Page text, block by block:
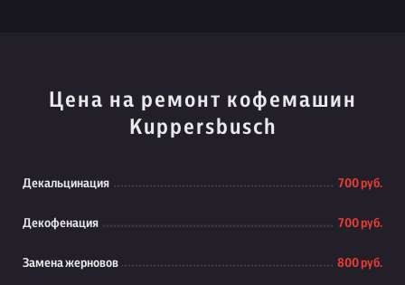
Цена на ремонт кофемашин
Kuppersbusch
Декальцинация 700 руб.
Декофенация 700 руб.
Замена жерновов 800 руб.